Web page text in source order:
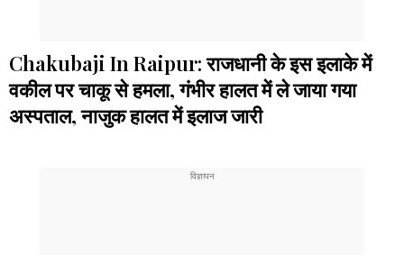
Chakubaji In Raipur: राजधानी के इस इलाके में
वकील पर चाकू से हमला, गंभीर हालत में ले जाया गया
अस्पताल, नाजुक हालत में इलाज जारी